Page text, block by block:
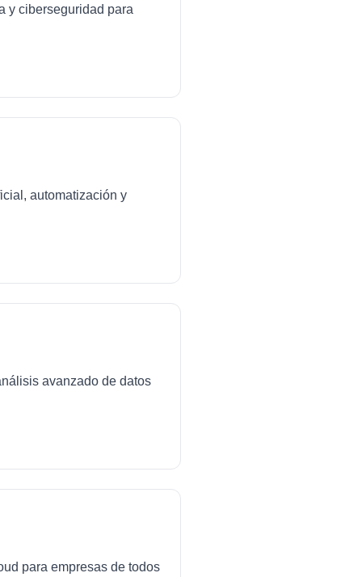
y ciberseguridad para
automatización y
avanzado de datos
para empresas de todos